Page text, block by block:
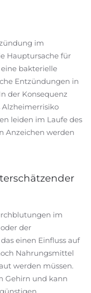
im
Hauptursache für
bakterielle
Entzündungen in
der Konsequenz
leiden im Laufe des
Anzeichen werden
im
der
einen Einfluss auf
Nahrungsmittel
werden müssen.
Gehirn und kann